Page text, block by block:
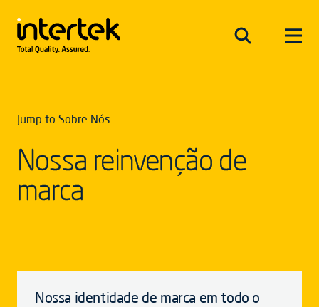
Jump to Sobre Nós
Nossa reinvenção de
marca
Nossa identidade de marca em todo o